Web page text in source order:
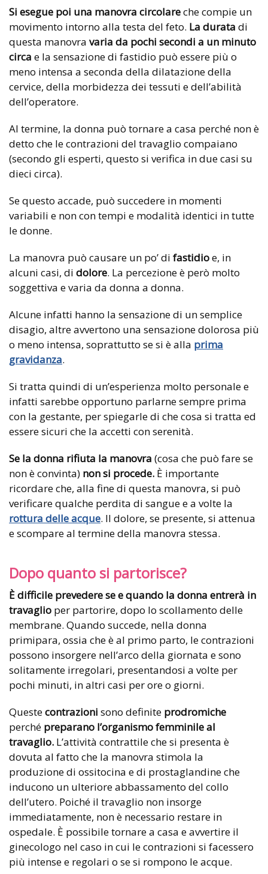
Si esegue poi una manovra circolareche compie un
movimento intorno alla testa del feto. La durata di
questa manovra varia da pochi secondi a un minuto
circa e la sensazione di fastidio può essere più o
meno intensa a seconda della dilatazione della
cervice, della morbidezza dei tessuti e dell’abilità
dell’operatore.
Al termine, la donna può tornare a casa perché non è
detto che le contrazioni del travaglio compaiano
(secondo gli esperti, questo si verifica in due casi su
dieci circa).
Se questo accade, può succedere in momenti
variabili e non con tempi e modalità identici in tutte
le donne.
La manovra può causare un po’ di fastidioe, in
alcuni casi, di dolore. La percezione è però molto
soggettiva e varia da donna a donna.
Alcune infatti hanno la sensazione di un semplice
disagio, altre avvertono una sensazione dolorosa più
o meno intensa, soprattutto se si è alla prima
gravidanza.
Si tratta quindi di un’esperienza molto personale e
infatti sarebbe opportuno parlarne sempre prima
con la gestante, per spiegarle di che cosa si tratta ed
essere sicuri che la accetti con serenità.
Se la donna rifiuta la manovra (cosa che può fare se
non è convinta) non si procede. È importante
ricordare che, alla fine di questa manovra, si può
verificare qualche perdita di sangue e a volte la
rottura delle acque. Il dolore, se presente, si attenua
e scompare al termine della manovra stessa.
Dopo quanto si partorisce?
È difficile prevedere se e quando la donna entrerà in
travaglio per partorire, dopo lo scollamento delle
membrane. Quando succede, nella donna
primipara, ossia che è al primo parto, le contrazioni
possono insorgere nell’arco della giornata e sono
solitamente irregolari, presentandosi a volte per
pochi minuti, in altri casi per ore o giorni.
Questecontrazioni sono definite prodromiche
perché preparano l’organismo femminile al
travaglio. L’attività contrattile che si presenta è
dovuta al fatto che la manovra stimola la
produzione di ossitocina e di prostaglandine che
inducono un ulteriore abbassamento del collo
dell’utero. Poiché il travaglio non insorge
immediatamente, non è necessario restare in
ospedale. È possibile tornare a casa e avvertire il
ginecologo nel caso in cui le contrazioni si facessero
più intense e regolari o se si rompono le acque.